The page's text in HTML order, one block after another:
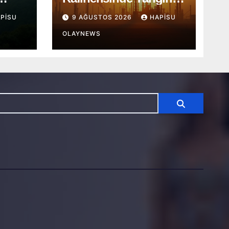
Cizan Bölgesi Alarmda
9 AĞUSTOS 2026 HAPISU
OLAYNEWS